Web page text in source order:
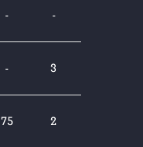
- -
- 3
75 2